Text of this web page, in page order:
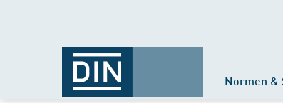
Normen &